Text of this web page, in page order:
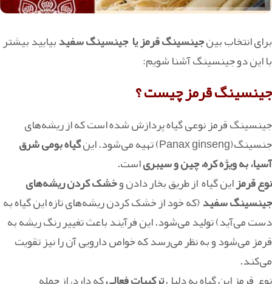
برای انتخاب بینجینسینگ قرمز یا جینسینگ سفیدبیایید بیشتر
با این دو جینسینگ آشنا شویم:
جینسینگ قرمز چیست ؟
جینسینگ قرمز نوعی گیاه پردازش شده است که از ریشه‌های
جنسینگ(Panax ginseng) تهیه می‌شود. این
گیاه بومی شرق
آسیا، به ویژه کره، چین و سیبریاست.
نوع قرمزاین گیاه از طریق بخار دادن وخشک کردن ریشه‌های
جینسینگ سفید(که خود از خشک کردن ریشه‌های تازه این گیاه به
دست می‌آید) تولید می‌شود. این فرآیند باعث تغییر رنگ ریشه به
قرمز می‌شود و به نظر می‌رسد که خواص دارویی آن را نیز تقویت
می‌کند.